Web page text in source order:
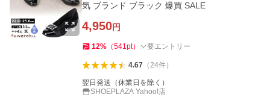
気 ブランド ブラック 爆買 SALE
4,950円
12% （541pt） 要エントリー
4.67（24件）
翌日発送（休業日を除く）
SHOEPLAZA Yahoo!店